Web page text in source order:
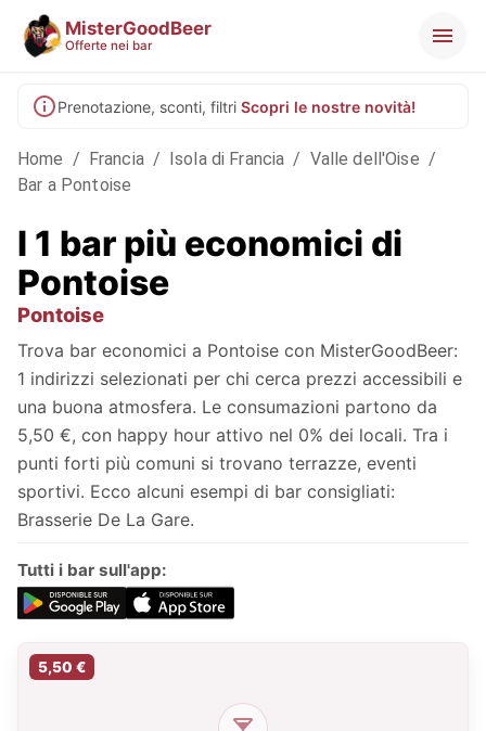
MisterGoodBeer
Offerte nei bar
Prenotazione, sconti, filtri Scopri le nostre novità!
Home / Francia / Isola di Francia / Valle dell'Oise /
Bar a Pontoise
I 1 bar più economici di
Pontoise
Pontoise
Trova bar economici a Pontoise con MisterGoodBeer:
1 indirizzi selezionati per chi cerca prezzi accessibili e
una buona atmosfera. Le consumazioni partono da
5,50 €, con happy hour attivo nel 0% dei locali. Tra i
punti forti più comuni si trovano terrazze, eventi
sportivi. Ecco alcuni esempi di bar consigliati:
Brasserie De La Gare.
Tutti i bar sull'app:
5,50 €